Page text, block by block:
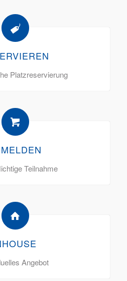
Platzreservierung
Teilnahme
Angebot